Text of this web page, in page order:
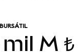
mil M ₺